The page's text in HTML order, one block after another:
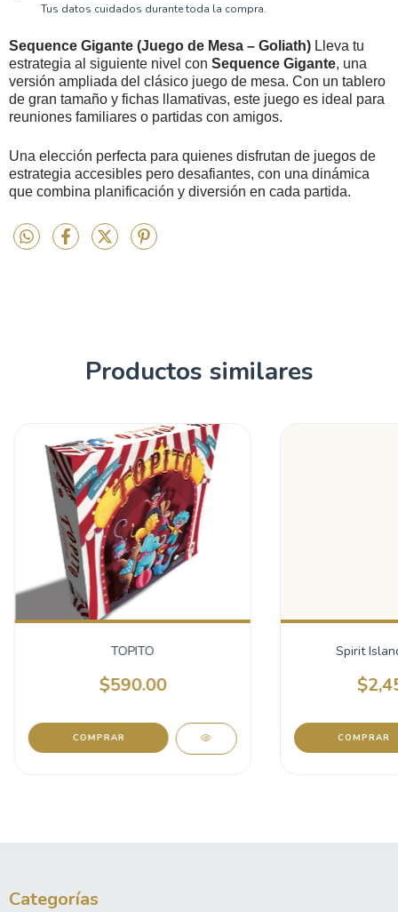
Tus datos cuidados durante toda la compra.
Sequence Gigante (Juego de Mesa – Goliath) Lleva tu
estrategia al siguiente nivel con Sequence Gigante, una
versión ampliada del clásico juego de mesa. Con un tablero
de gran tamaño y fichas llamativas, este juego es ideal para
reuniones familiares o partidas con amigos.
Una elección perfecta para quienes disfrutan de juegos de
estrategia accesibles pero desafiantes, con una dinámica
que combina planificación y diversión en cada partida.
Productos similares
TOPITO
$590.00
Spirit
Categorías